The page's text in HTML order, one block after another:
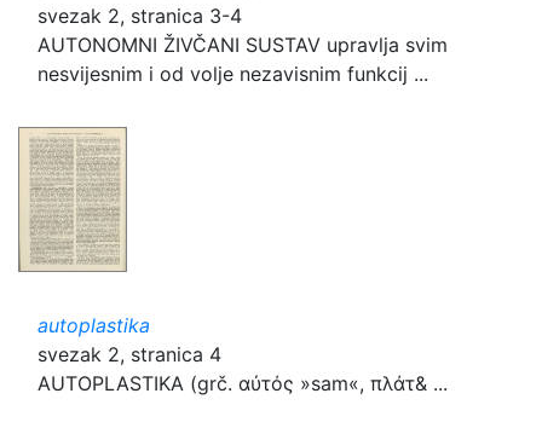
svezak 2, stranica 3-4
AUTONOMNI ŽIVČANI SUSTAV upravlja svim
nesvijesnim i od volje nezavisnim funkcij ...
autoplastika
svezak 2, stranica 4
AUTOPLASTIKA (grč. αὐτός »sam«, πλάτ& ...